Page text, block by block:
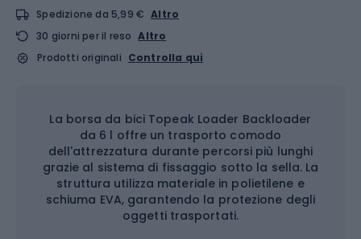
Spedizione da 5,99 € Altro
30 giorni per il reso Altro
Prodotti originali Controlla qui
La borsa da bici Topeak Loader Backloader
da 6 l offre un trasporto comodo
dell'attrezzatura durante percorsi più lunghi
grazie al sistema di fissaggio sotto la sella. La
struttura utilizza materiale in polietilene e
schiuma EVA, garantendo la protezione degli
oggetti trasportati.